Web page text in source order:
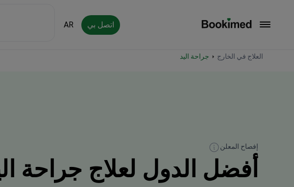
اتصل بي AR
العلاج في الخارج جراحة اليد
إفصاح المعلن
أفضل الدول لعلاج جراحة